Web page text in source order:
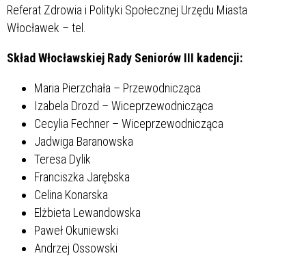
Referat Zdrowia i Polityki Społecznej Urzędu Miasta
Włocławek – tel.
Skład Włocławskiej Rady Seniorów III kadencji:
Maria Pierzchała – Przewodnicząca
Izabela Drozd – Wiceprzewodnicząca
Cecylia Fechner – Wiceprzewodnicząca
Jadwiga Baranowska
Teresa Dylik
Franciszka Jarębska
Celina Konarska
Elżbieta Lewandowska
Paweł Okuniewski
Andrzej Ossowski